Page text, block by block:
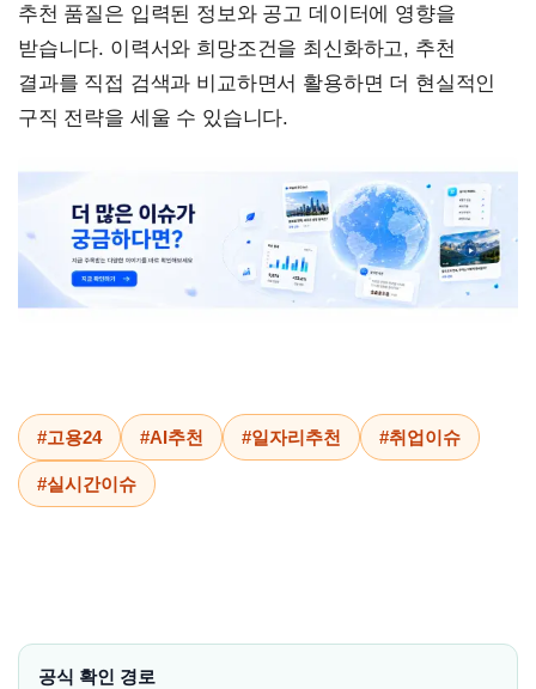
추천 품질은 입력된 정보와 공고 데이터에 영향을
받습니다. 이력서와 희망조건을 최신화하고, 추천
결과를 직접 검색과 비교하면서 활용하면 더 현실적인
구직 전략을 세울 수 있습니다.
#고용24 #AI추천 #일자리추천 #취업이슈
#실시간이슈
공식 확인 경로